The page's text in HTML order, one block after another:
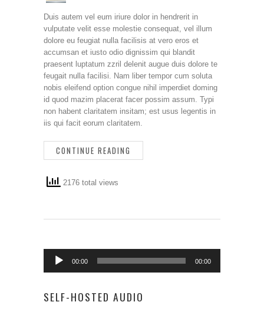
Duis autem vel eum iriure dolor in hendrerit in
vulputate velit esse molestie consequat, vel illum
dolore eu feugiat nulla facilisis at vero eros et
accumsan et iusto odio dignissim qui blandit
praesent luptatum zzril delenit augue duis dolore te
feugait nulla facilisi. Nam liber tempor cum soluta
nobis eleifend option congue nihil imperdiet doming
id quod mazim placerat facer possim assum. Typi
non habent claritatem insitam; est usus legentis in
iis qui facit eorum claritatem.
CONTINUE READING
2176 total views
Player
00:00 00:00
SELF-HOSTED AUDIO